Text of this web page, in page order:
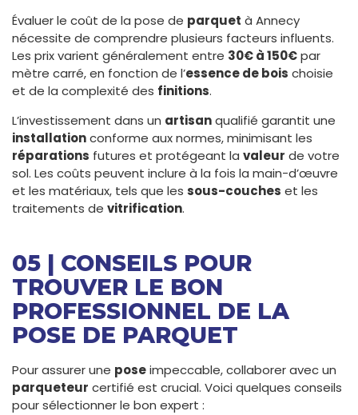
Évaluer le coût de la pose de parquet à Annecy
nécessite de comprendre plusieurs facteurs influents.
Les prix varient généralement entre 30€ à 150€par
mètre carré, en fonction de l’essence de bois choisie
et de la complexité des finitions.
L’investissement dans un artisanqualifié garantit une
installationconforme aux normes, minimisant les
réparations futures et protégeant la valeur de votre
sol. Les coûts peuvent inclure à la fois la main-d’œuvre
et les matériaux, tels que les sous-couches et les
traitements de vitrification.
05 | CONSEILS POUR
TROUVER LE BON
PROFESSIONNEL DE LA
POSE DE PARQUET
Pour assurer une poseimpeccable, collaborer avec un
parqueteur certifié est crucial. Voici quelques conseils
pour sélectionner le bon expert :